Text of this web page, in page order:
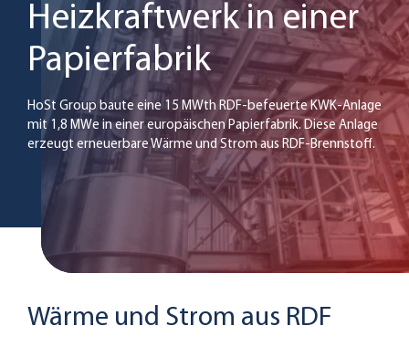
Heizkraftwerk in einer
Papierfabrik
HoSt Group baute eine 15 MWth RDF-befeuerte KWK-Anlage
mit 1,8 MWe in einer europäischen Papierfabrik. Diese Anlage
erzeugt erneuerbare Wärme und Strom aus RDF-Brennstoff.
Wärme und Strom aus RDF